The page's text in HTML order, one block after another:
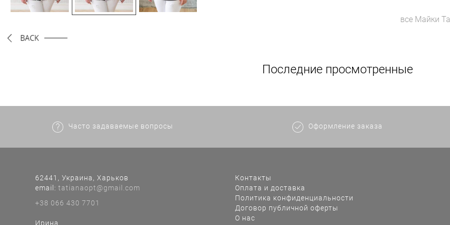
все Майки
Последние просмотренные
Часто задаваемые вопросы Оформление заказа
62441, Украина, Харьков
еmail: tatianaopt@gmail.com
+38 066 430 7701
Ирина
Контакты
Оплата и доставка
Политика конфиденциальности
Договор публичной оферты
О нас